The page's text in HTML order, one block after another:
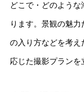
どこで・どのよう
ります。景観の魅
の入り方などを考え
応じた撮影プランを